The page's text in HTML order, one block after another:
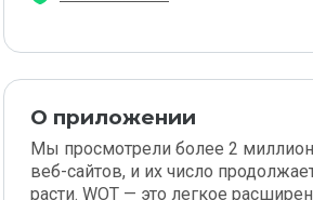
О приложении
Мы просмотрели более 2
веб-сайтов, и их число
расти. WOT — это легкое